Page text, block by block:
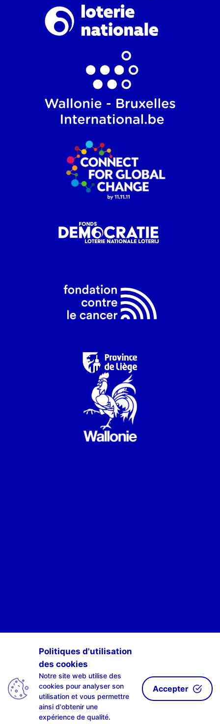
POUR ÊTRE INFORMÉ·E·S DES ACTIVITÉS DE SCAN-R
S'INSCRIRE À NOTRE NEWSLETTE-R
Politiques d'utilisation
des cookies
Notre site web utilise des
cookies pour analyser son
utilisation et vous permettre
ainsi d'obtenir une
expérience de qualité.
Accepter